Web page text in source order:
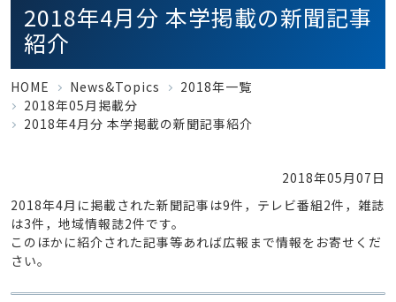
2018年4月分 本学掲載の新聞記事
紹介
HOME News&Topics
2018年一覧
2018年05月掲載分
2018年4月分 本学掲載の新聞記事紹介
2018年05月07日
2018年4月に掲載された新聞記事は9件，テレビ番組2件，雑誌
は3件，地域情報誌2件です。
このほかに紹介された記事等あれば広報まで情報をお寄せくだ
さい。